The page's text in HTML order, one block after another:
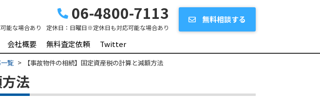
06-4800-7113
能な場合あり 定休日： 日曜日※定休日も対応可能な場合あり
無料相談する
会社概要 無料査定依頼 Twitter
覧 【事故物件の相続】固定資産税の計算と減額方法
法